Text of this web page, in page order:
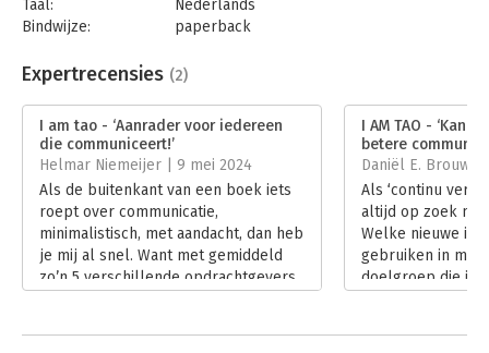
Taal:
Nederlands
Bindwijze:
paperback
Uitgever:
Business Contact
Verschijningsdatum:
1-12-2021
Hoofdrubriek: Communicatie en media
Expertrecensies (2)
I am tao - ‘Aanrader voor iedereen
die communiceert!’
Helmar Niemeijer | 9 mei 2024
Als de buitenkant van een boek iets
roept over communicatie,
minimalistisch, met aandacht, dan heb
je mij al snel. Want met gemiddeld
zo’n 5 verschillende opdrachtgevers
I AM TAO - ‘Kan
betere
Daniël E.
Als ‘continu
altijd op zoek
Welke nieuwe
gebruiken in mijn
doelgroep die ik